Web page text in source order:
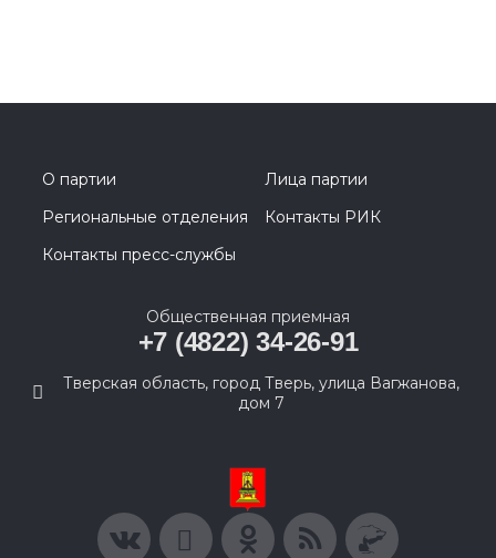
О партии
Лица партии
Региональные отделения
Контакты РИК
Контакты пресс-службы
Общественная приемная
+7 (4822) 34-26-91
Тверская область, город Тверь, улица Вагжанова,
дом 7